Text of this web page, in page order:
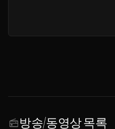
radio방송/동영상 목록